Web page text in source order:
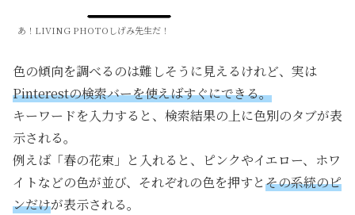
あ！LIVING PHOTOしげみ先生だ！
色の傾向を調べるのは難しそうに見えるけれど、実は
Pinterestの検索バーを使えばすぐにできる。
キーワードを入力すると、検索結果の上に色別のタブが表
示される。
例えば「春の花束」と入れると、ピンクやイエロー、ホワ
イトなどの色が並び、それぞれの色を押すとその系統のピ
ンだけが表示される。